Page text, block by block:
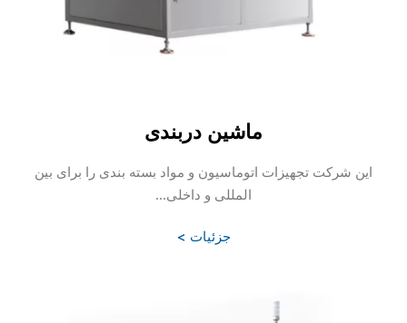
ماشین دربندی
این شرکت تجهیزات اتوماسیون و مواد بسته بندی را برای بین
المللی و داخلی...
جزئیات >